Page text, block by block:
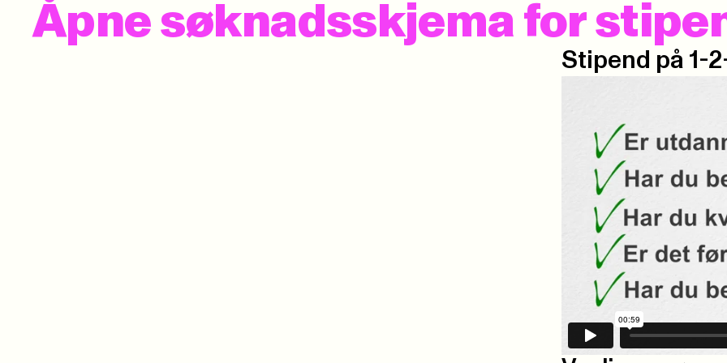
Åpne søknadsskjema for
Stipend på 1-